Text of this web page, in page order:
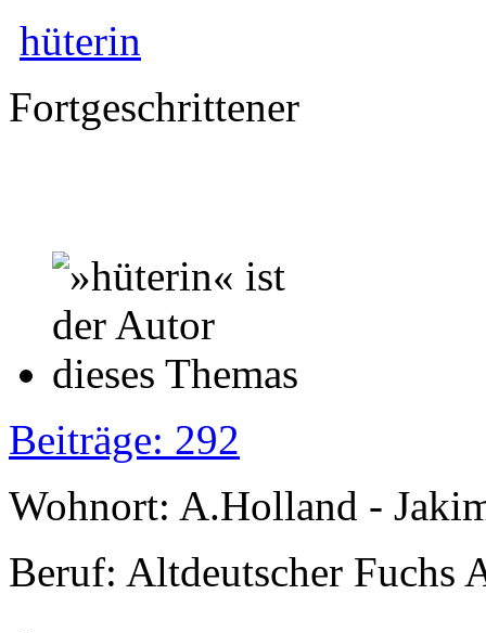
hüterin
Fortgeschrittener
Beiträge: 292
Wohnort: A.Holland -
Beruf: Altdeutscher Fuchs